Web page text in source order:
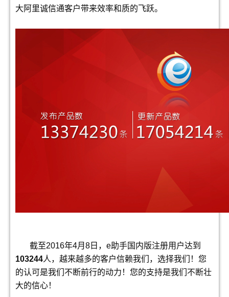
大阿里诚信通客户带来效率和质的飞跃。
截至2016年4月 8 日， e助手国内版注册用户达到
103244人，越来越多的客户信赖我们，选择我们！您
的认可是我们不断前行的动力！您的支持是我们不断壮
大的信心！